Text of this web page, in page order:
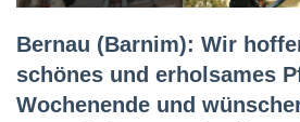
Bernau (Barnim): Wir
schönes und erholsames
Wochenende und